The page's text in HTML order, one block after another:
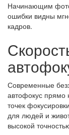
Начинающим
ошибки видны
кадров.
Современные
автофокус прямо
точек
для людей и
высокой